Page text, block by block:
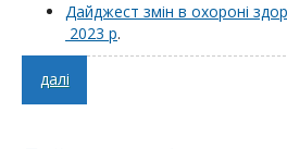
Дайджест змін в охороні
2023 р.
далі